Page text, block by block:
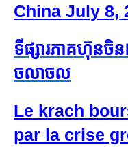
China July 8,
ទីផ្សារ​ភាគហ៊ុន​ចិន​
ចលាចល
Le krach
par la crise